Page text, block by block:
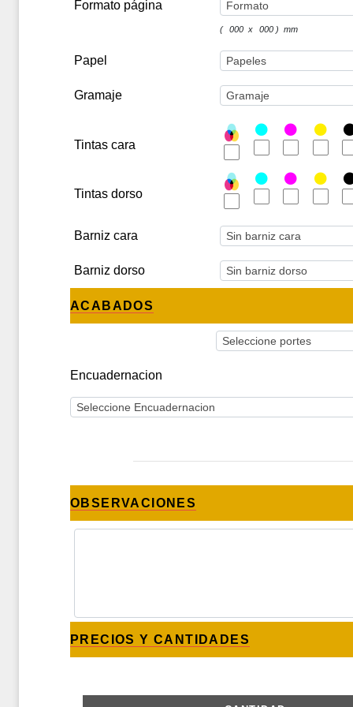
Formato página
( 000 x 000 ) mm
Papel
Gramaje
Tintas cara
Tintas dorso
Barniz cara
Barniz dorso
ACABADOS
Encuadernacion
OBSERVACIONES
PRECIOS Y CANTIDADES